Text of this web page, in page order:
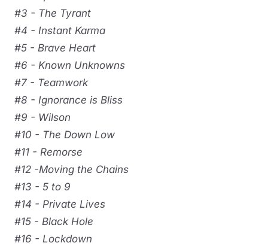
#3 - The Tyrant
#4 - Instant Karma
#5 - Brave Heart
#6 - Known Unknowns
#7 - Teamwork
#8 - Ignorance is Bliss
#9 - Wilson
#10 - The Down Low
#11 - Remorse
#12 -Moving the Chains
#13 - 5 to 9
#14 - Private Lives
#15 - Black Hole
#16 - Lockdown